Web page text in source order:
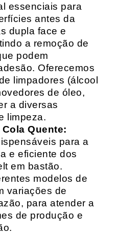
essenciais para
antes da
dupla face e
a remoção de
podem
Oferecemos
limpadores (álcool
de óleo,
a diversas
limpeza.
Quente:
para a
e eficiente dos
em bastão.
modelos de
variações de
para atender a
de produção e